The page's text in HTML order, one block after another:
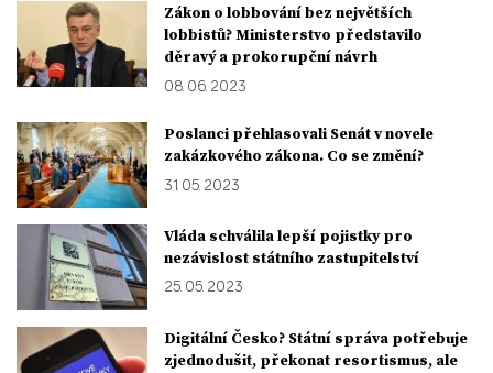
Zákon o lobbování bez největších
lobbistů? Ministerstvo představilo
děravý a prokorupční návrh
08. 06. 2023
Poslanci přehlasovali Senát v novele
zakázkového zákona. Co se změní?
31. 05. 2023
Vláda schválila lepší pojistky pro
nezávislost státního zastupitelství
25. 05. 2023
Digitální Česko? Státní správa potřebuje
zjednodušit, překonat resortismus, ale